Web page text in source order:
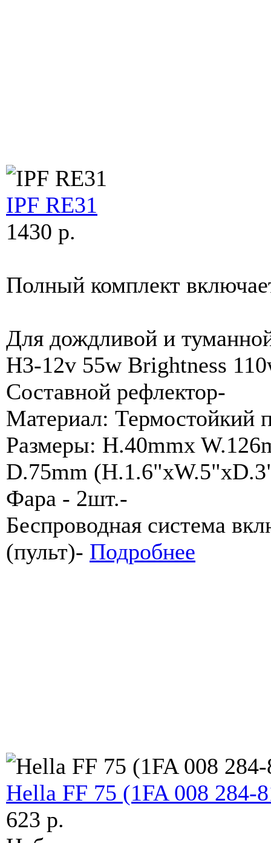
IPF RE31
1430 p.
Полный комплект
Для дождливой и
H3-12v 55w Brightness
Составной рефлектор-
Материал: Термостойкий
Размеры: H.40mmx
D.75mm
Фара - 2шт.-
Беспроводная система
(пульт)- Подробнее
Hella FF 75 (1FA 008 284-
623 p.